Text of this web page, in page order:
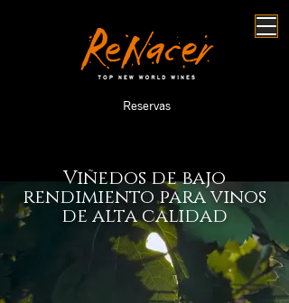
Reservas
Viñedos de bajo
rendimiento para vinos
de alta calidad